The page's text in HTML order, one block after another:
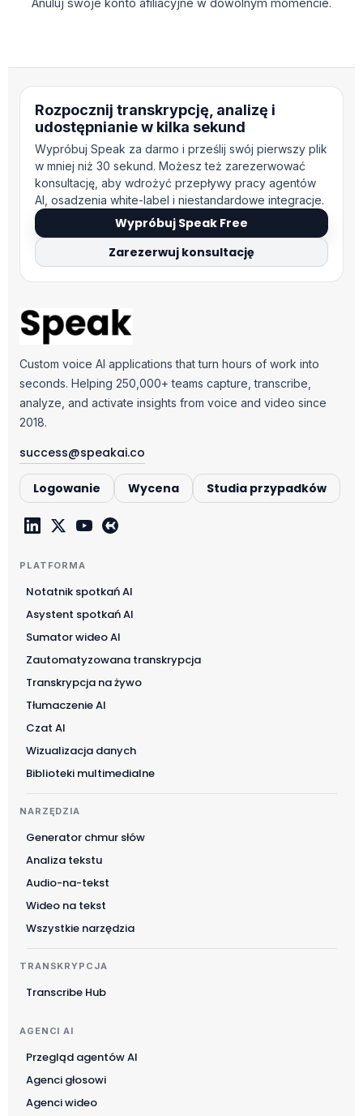
Anuluj swoje konto afiliacyjne w dowolnym momencie.
Rozpocznij transkrypcję, analizę i
udostępnianie w kilka sekund
Wypróbuj Speak za darmo i prześlij swój pierwszy plik
w mniej niż 30 sekund. Możesz też zarezerwować
konsultację, aby wdrożyć przepływy pracy agentów
AI, osadzenia white-label i niestandardowe integracje.
Wypróbuj Speak Free
Zarezerwuj konsultację
Custom voice AI applications that turn hours of work into
seconds. Helping 250,000+ teams capture, transcribe,
analyze, and activate insights from voice and video since
2018.
success@speakai.co
Logowanie Wycena Studia przypadków
PLATFORMA
Notatnik spotkań AI
Asystent spotkań AI
Sumator wideo AI
Zautomatyzowana transkrypcja
Transkrypcja na żywo
Tłumaczenie AI
Czat AI
Wizualizacja danych
Biblioteki multimedialne
NARZĘDZIA
Generator chmur słów
Analiza tekstu
Audio-na-tekst
Wideo na tekst
Wszystkie narzędzia
TRANSKRYPCJA
Transcribe Hub
AGENCI AI
Przegląd agentów AI
Agenci głosowi
Agenci wideo